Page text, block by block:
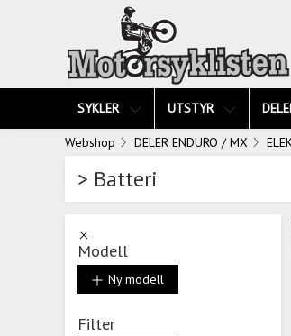
SYKLER UTSTYR
Webshop DELER ENDURO / MX
> Batteri
Modell
Ny modell
Filter